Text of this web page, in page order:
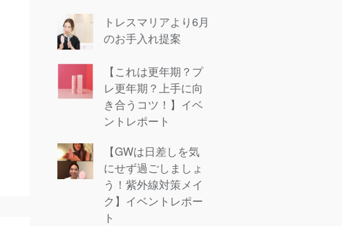
トレスマリアより6月
のお手入れ提案
【これは更年期？プ
レ更年期？上手に向
き合うコツ！】イベ
ントレポート
【GWは日差しを気
にせず過ごしましょ
う！紫外線対策メイ
ク】イベントレポー
ト